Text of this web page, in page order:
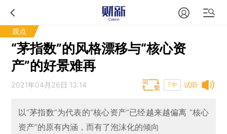
观点
“茅指数”的风格漂移与“核心资
产”的好景难再
试听
2021年04月26日 13:14 T中
以“茅指数”为代表的“核心资产”已经越来越偏离 “核心
资产”的原有内涵，而有了泡沫化的倾向